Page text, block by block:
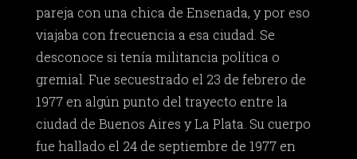
pareja con una chica de Ensenada, y por eso
viajaba con frecuencia a esa ciudad. Se
desconoce si tenía militancia política o
gremial. Fue secuestrado el 23 de febrero de
1977 en algún punto del trayecto entre la
ciudad de Buenos Aires y La Plata. Su cuerpo
fue hallado el 24 de septiembre de 1977 en